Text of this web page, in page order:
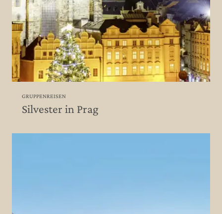
GRUPPENREISEN
Silvester in Prag